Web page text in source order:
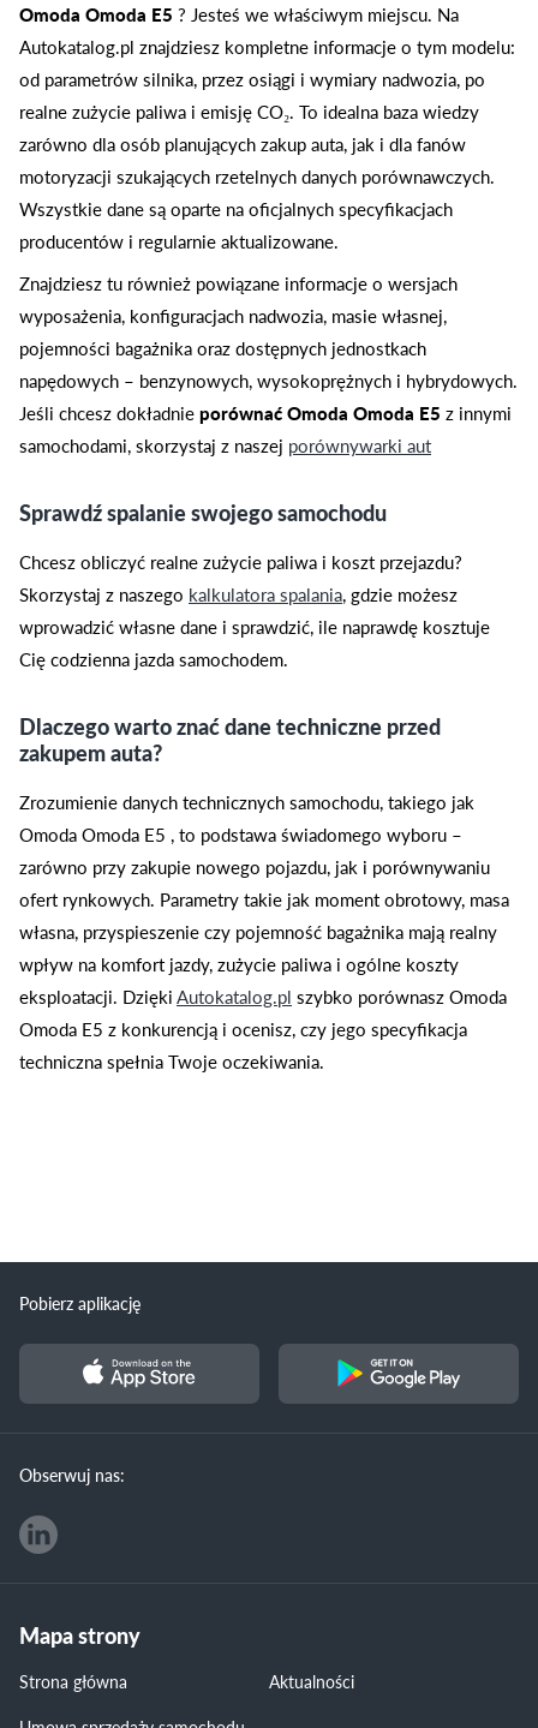
Omoda Omoda E5 ? Jesteś we właściwym miejscu. Na
Autokatalog.pl znajdziesz kompletne informacje o tym modelu:
od parametrów silnika, przez osiągi i wymiary nadwozia, po
realne zużycie paliwa i emisję CO₂. To idealna baza wiedzy
zarówno dla osób planujących zakup auta, jak i dla fanów
motoryzacji szukających rzetelnych danych porównawczych.
Wszystkie dane są oparte na oficjalnych specyfikacjach
producentów i regularnie aktualizowane.
Znajdziesz tu również powiązane informacje o wersjach
wyposażenia, konfiguracjach nadwozia, masie własnej,
pojemności bagażnika oraz dostępnych jednostkach
napędowych – benzynowych, wysokoprężnych i hybrydowych.
Jeśli chcesz dokładnieporównać Omoda Omoda E5 z innymi
samochodami, skorzystaj z naszej porównywarki aut
Sprawdź spalanie swojego samochodu
Chcesz obliczyć realne zużycie paliwa i koszt przejazdu?
Skorzystaj z naszego kalkulatora spalania, gdzie możesz
wprowadzić własne dane i sprawdzić, ile naprawdę kosztuje
Cię codzienna jazda samochodem.
Dlaczego warto znać dane techniczne przed
zakupem auta?
Zrozumienie danych technicznych samochodu, takiego jak
Omoda Omoda E5 , to podstawa świadomego wyboru –
zarówno przy zakupie nowego pojazdu, jak i porównywaniu
ofert rynkowych. Parametry takie jak moment obrotowy, masa
własna, przyspieszenie czy pojemność bagażnika mają realny
wpływ na komfort jazdy, zużycie paliwa i ogólne koszty
eksploatacji. DziękiAutokatalog.pl szybko porównasz Omoda
Omoda E5 z konkurencją i ocenisz, czy jego specyfikacja
techniczna spełnia Twoje oczekiwania.
Pobierz aplikację
Obserwuj nas:
Mapa strony
Strona główna
Aktualności